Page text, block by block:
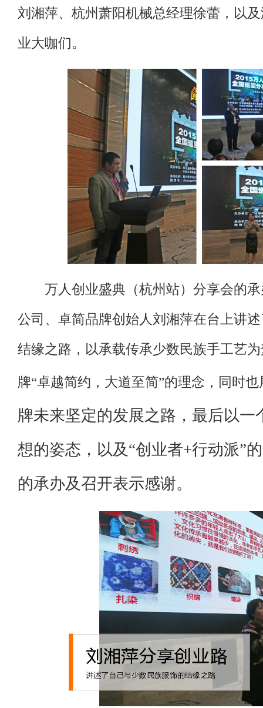
刘湘萍、杭州萧阳机械总经理徐蕾，以
业大咖们。
万人创业盛典（杭州站）分享会的承
公司、卓简品牌创始人刘湘萍在台上讲
结缘之路，以承载传承少数民族手工艺
牌“卓越简约，大道至简”的理念，同时也
牌未来坚定的发展之路，最后以一
想的姿态，以及“创业者+行动派”
的承办及召开表示感谢。